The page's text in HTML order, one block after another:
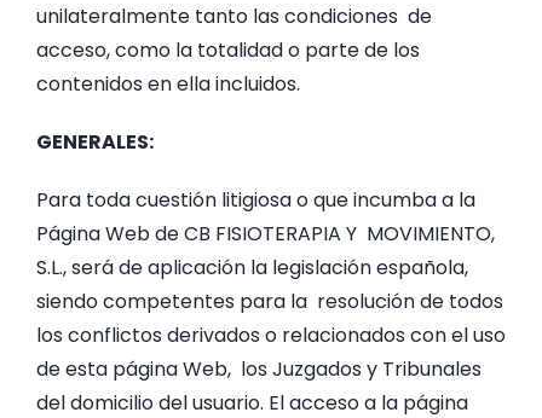
unilateralmente tanto las condiciones de
acceso, como la totalidad o parte de los
contenidos en ella incluidos.
GENERALES:
Para toda cuestión litigiosa o que incumba a la
Página Web de CB FISIOTERAPIA Y MOVIMIENTO,
S.L., será de aplicación la legislación española,
siendo competentes para la resolución de todos
los conflictos derivados o relacionados con el uso
de esta página Web, los Juzgados y Tribunales
del domicilio del usuario. El acceso a la página